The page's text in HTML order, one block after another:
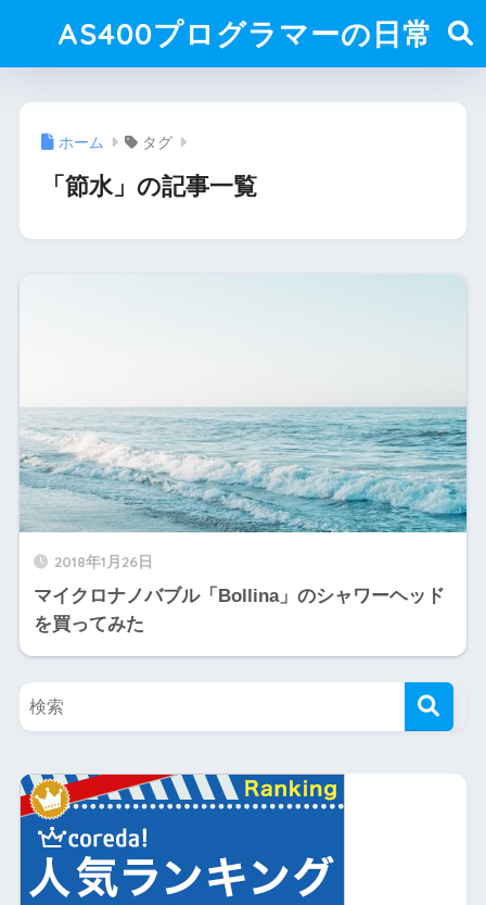
AS400プログラマーの日常
ホーム タグ
「節水」の記事一覧
2018年1月26日
マイクロナノバブル「Bollina」のシャワーヘッド
を買ってみた